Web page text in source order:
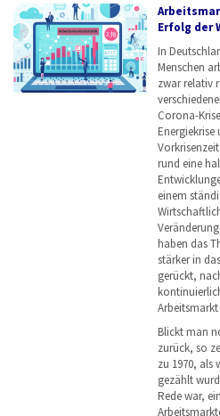
Erfolg der
In
Menschen
zwar relativ
Corona-
rund eine
einem
haben das
stärker in
gerückt,
Blickt man
zurück, so
zu 1970, als
gezählt
Rede war,